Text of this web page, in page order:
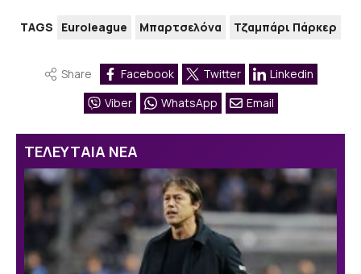
TAGS Euroleague Μπαρτσελόνα Τζαμπάρι Πάρκερ
Share Facebook Twitter
Linkedin
Viber
WhatsApp Email
ΤΕΛΕΥΤΑΙΑ ΝΕΑ